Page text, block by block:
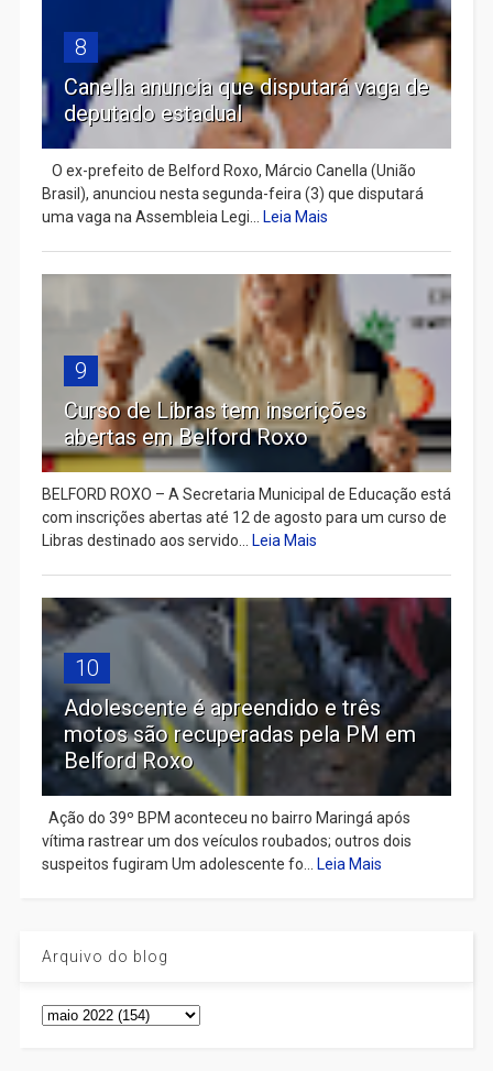
8
Canella anuncia que disputará vaga de
deputado estadual
​ O ex-prefeito de Belford Roxo, Márcio Canella (União
Brasil), anunciou nesta segunda-feira (3) que disputará
uma vaga na Assembleia Legi... Leia Mais
9
Curso de Libras tem inscrições
abertas em Belford Roxo
BELFORD ROXO – A Secretaria Municipal de Educação está
com inscrições abertas até 12 de agosto para um curso de
Libras destinado aos servido... Leia Mais
10
Adolescente é apreendido e três
motos são recuperadas pela PM em
Belford Roxo
Ação do 39º BPM aconteceu no bairro Maringá após
vítima rastrear um dos veículos roubados; outros dois
suspeitos fugiram Um adolescente fo... Leia Mais
Arquivo do blog